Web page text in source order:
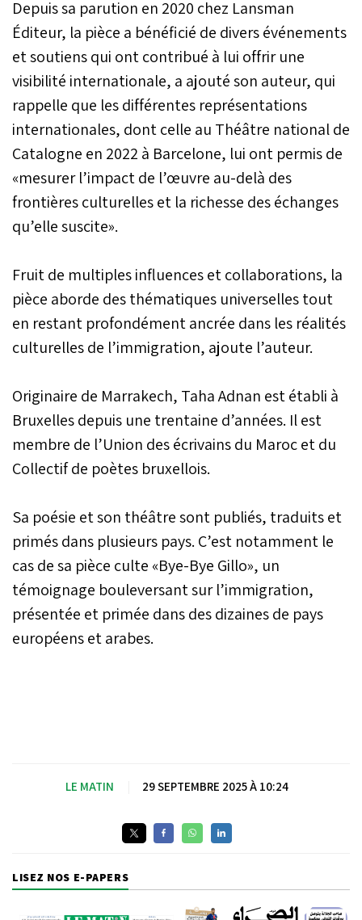
Depuis sa parution en 2020 chez Lansman
Éditeur, la pièce a bénéficié de divers événements
et soutiens qui ont contribué à lui offrir une
visibilité internationale, a ajouté son auteur, qui
rappelle que les différentes représentations
internationales, dont celle au Théâtre national de
Catalogne en 2022 à Barcelone, lui ont permis de
«mesurer l’impact de l’œuvre au-delà des
frontières culturelles et la richesse des échanges
qu’elle suscite».
Fruit de multiples influences et collaborations, la
pièce aborde des thématiques universelles tout
en restant profondément ancrée dans les réalités
culturelles de l’immigration, ajoute l’auteur.
Originaire de Marrakech, Taha Adnan est établi à
Bruxelles depuis une trentaine d’années. Il est
membre de l’Union des écrivains du Maroc et du
Collectif de poètes bruxellois.
Sa poésie et son théâtre sont publiés, traduits et
primés dans plusieurs pays. C’est notamment le
cas de sa pièce culte «Bye-Bye Gillo», un
témoignage bouleversant sur l’immigration,
présentée et primée dans des dizaines de pays
européens et arabes.
LE MATIN 29 SEPTEMBRE 2025 À 10:24
LISEZ NOS E-PAPERS